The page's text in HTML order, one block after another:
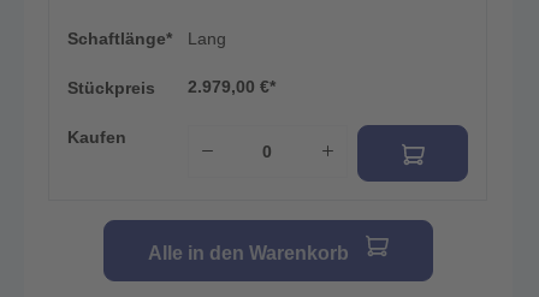
Schaftlänge* Lang
Stückpreis 2.979,00 €*
Kaufen
Alle in den Warenkorb